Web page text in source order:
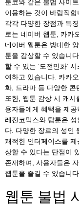
툰코와 같은 불법 사이
이용하는 것이 바람직
각각 다양한 장점과 특
로는 네이버 웹툰, 카카
네이버 웹툰은 방대한
툰을 감상할 수 있습니
할 수 있는 ‘도전만화’
여하고 있습니다. 카카
화, 드라마 등 다양한 콘
또한, 웹툰 감상 시 캐
용자들에게 혜택을 제공
레진코믹스와 탑툰은
다. 다양한 장르의 성인
쾌적한 인터페이스를
상할 수 있다는 단점이
존재하며, 사용자들은
웹툰을 즐길 수 있습니다.
웹툰 불법